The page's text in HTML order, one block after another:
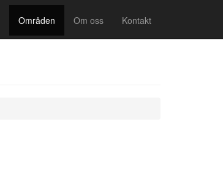
Områden Om oss Kontakt